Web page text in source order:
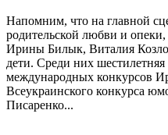
Напомним, что на главной
родительской любви и опеки,
Ирины Билык, Виталия
дети. Среди них
международных конкурсов
Всеукраинского конкурса
Писаренко...